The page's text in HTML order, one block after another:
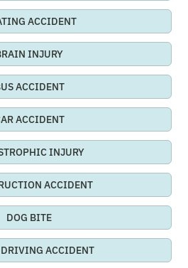
ACCIDENT
INJURY
ACCIDENT
ACCIDENT
INJURY
ACCIDENT
DOG BITE
ACCIDENT